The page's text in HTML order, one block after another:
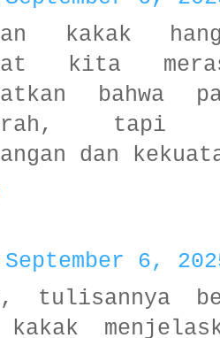
kakak
kita
bahwa
tapi
dan
September 6,
tulisannya